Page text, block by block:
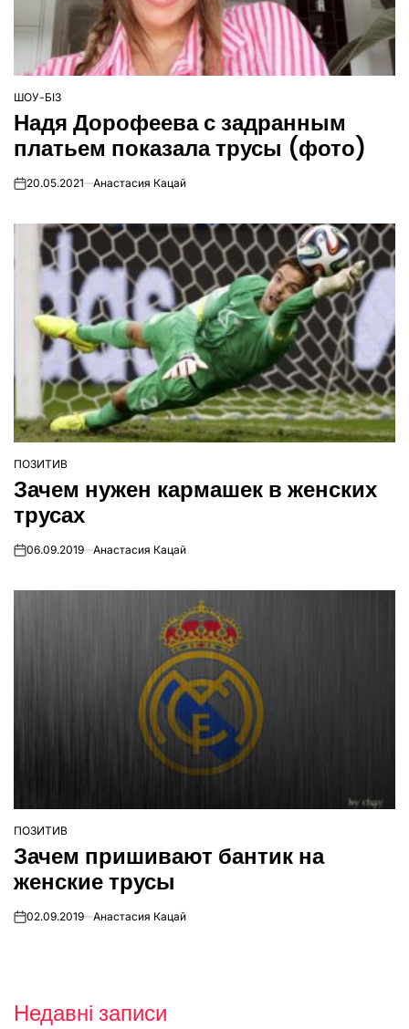
ОПУБЛІКУВАТИ
У
ШОУ-БІЗ
Надя Дорофеева с задранным
платьем показала трусы (фото)
on20.05.2021 Анастасия Кацай
ОПУБЛІКУВАТИ
У
ПОЗИТИВ
Зачем нужен кармашек в женских
трусах
on06.09.2019 Анастасия Кацай
ОПУБЛІКУВАТИ
У
ПОЗИТИВ
Зачем пришивают бантик на
женские трусы
on02.09.2019 Анастасия Кацай
Недавні записи